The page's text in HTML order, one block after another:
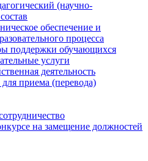
(научно-
обеспечение и
процесса
поддержки обучающихся
услуги
деятельность
приема (перевода)
на замещение должностей